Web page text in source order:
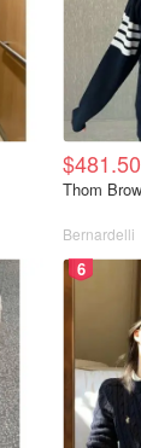
$481.50
Bernardelli
6